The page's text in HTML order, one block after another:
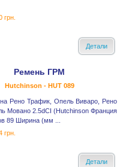
грн.
Детали
Ремень ГРМ
Hutchinson - HUT 089
Рено Трафик, Опель Виваро, Рено
Мовано 2.5dCI (Hutchinson Франция
89 Ширина (мм ...
грн.
Детали